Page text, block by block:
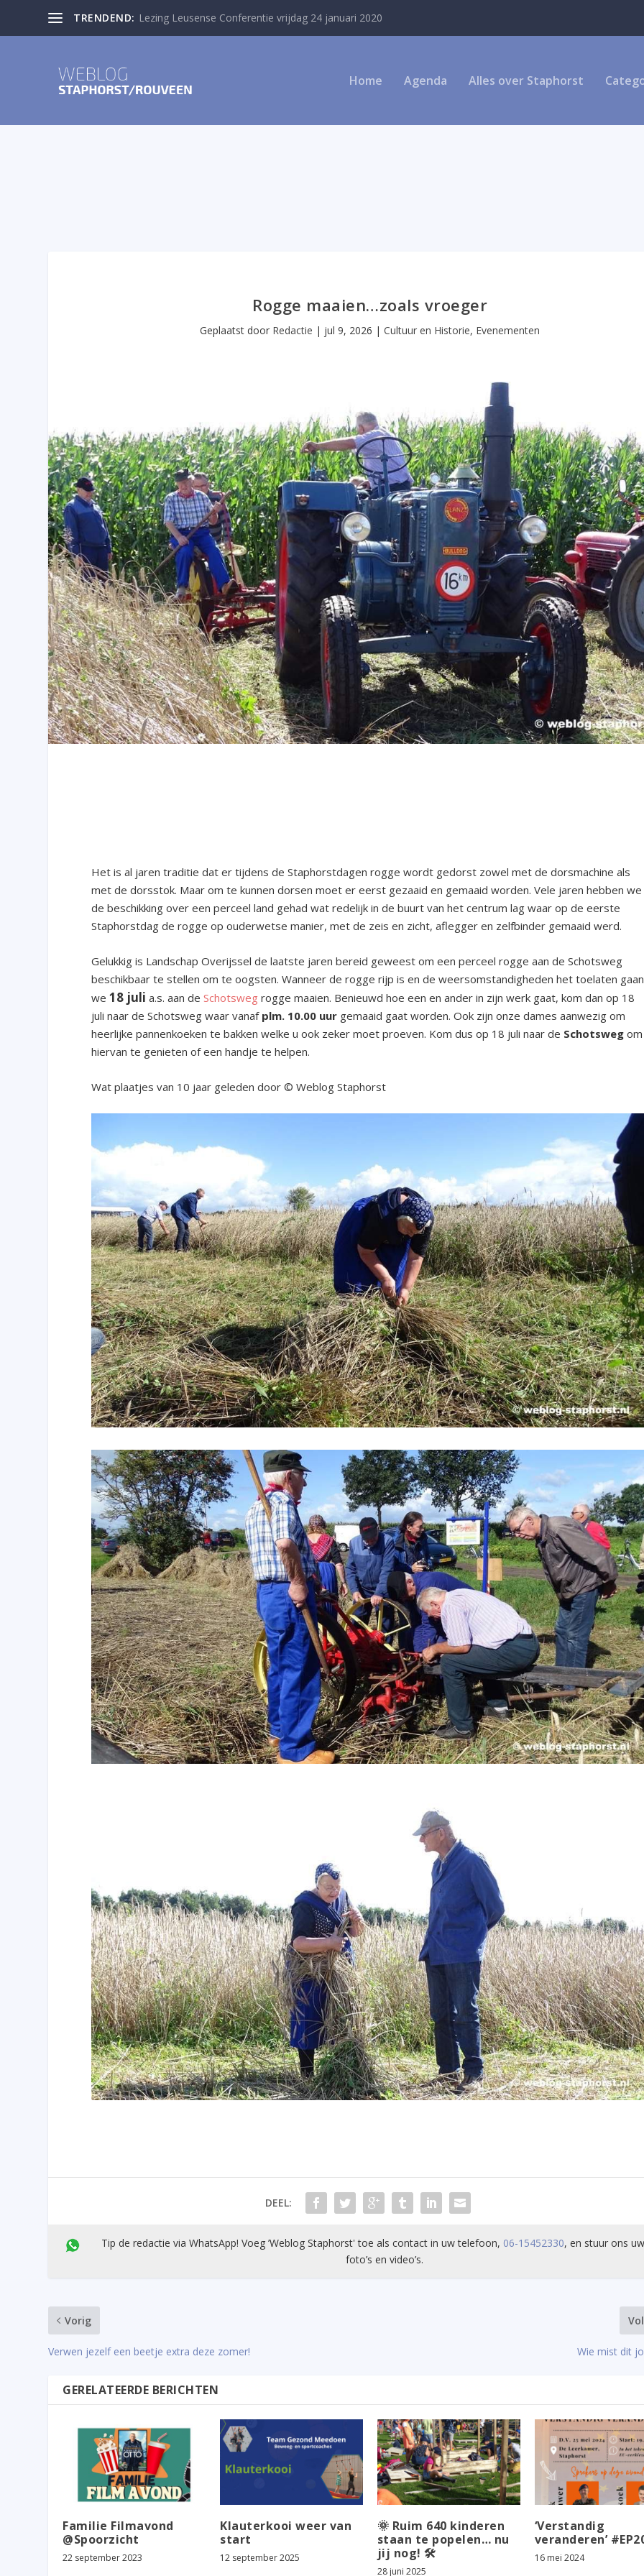
TRENDEND: Lezing Leusense Conferentie vrijdag 24 januari 2020
Home Agenda Alles over Staphorst
Rogge maaien…zoals vroeger
Geplaatst door Redactie | jul 9, 2026 |Cultuur en Historie, Evenementen
Het is al jaren traditie dat er tijdens de Staphorstdagen rogge wordt gedorst zowel met de dorsmachine als
met de dorsstok. Maar om te kunnen dorsen moet er eerst gezaaid en gemaaid worden. Vele jaren hebben we
de beschikking over een perceel land gehad wat redelijk in de buurt van het centrum lag waar op de eerste
Staphorstdag de rogge op ouderwetse manier, met de zeis en zicht, aflegger en zelfbinder gemaaid werd.
Gelukkig is Landschap Overijssel de laatste jaren bereid geweest om een perceel rogge aan de Schotsweg
beschikbaar te stellen om te oogsten. Wanneer de rogge rijp is en de weersomstandigheden het toelaten gaan
we 18 julia.s. aan deSchotsweg rogge maaien. Benieuwd hoe een en ander in zijn werk gaat, kom dan op 18
juli naar de Schotsweg waar vanaf plm. 10.00 uur gemaaid gaat worden. Ook zijn onze dames aanwezig om
heerlijke pannenkoeken te bakken welke u ook zeker moet proeven. Kom dus op 18 juli naar de Schotsweg om
hiervan te genieten of een handje te helpen.
Wat plaatjes van 10 jaar geleden door © Weblog Staphorst
DEEL:
Tip de redactie via WhatsApp! Voeg ’Weblog Staphorst' toe als contact in uw telefoon, 06-15452330, en stuur ons
foto’s en video’s.
Vorig
Verwen jezelf een beetje extra deze zomer! Wie mist dit
GERELATEERDE BERICHTEN
Familie Filmavond
@Spoorzicht
22 september 2023
Klauterkooi weer van
start
12 september 2025
🌞 Ruim 640 kinderen
staan te popelen… nu
jij nog! 🛠️
28 juni 2025
‘Verstandig
veranderen’
16 mei 2024